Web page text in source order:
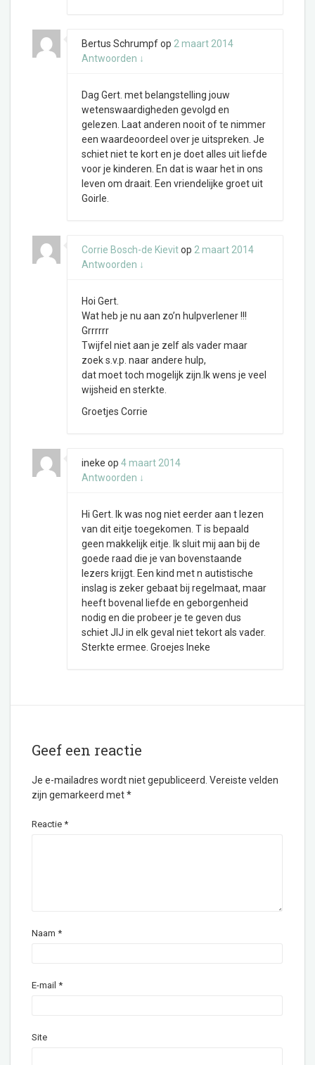
Bertus Schrumpfop 2 maart 2014
Antwoorden ↓
Dag Gert. met belangstelling jouw
wetenswaardigheden gevolgd en
gelezen. Laat anderen nooit of te nimmer
een waardeoordeel over je uitspreken. Je
schiet niet te kort en je doet alles uit liefde
voor je kinderen. En dat is waar het in ons
leven om draait. Een vriendelijke groet uit
Goirle.
Corrie Bosch-de Kievitop 2 maart 2014
Antwoorden ↓
Hoi Gert.
Wat heb je nu aan zo’n hulpverlener !!!
Grrrrrr
Twijfel niet aan je zelf als vader maar
zoek s.v.p. naar andere hulp,
dat moet toch mogelijk zijn.Ik wens je veel
wijsheid en sterkte.
Groetjes Corrie
ineke op 4 maart 2014
Antwoorden ↓
Hi Gert. Ik was nog niet eerder aan t lezen
van dit eitje toegekomen. T is bepaald
geen makkelijk eitje. Ik sluit mij aan bij de
goede raad die je van bovenstaande
lezers krijgt. Een kind met n autistische
inslag is zeker gebaat bij regelmaat, maar
heeft bovenal liefde en geborgenheid
nodig en die probeer je te geven dus
schiet JIJ in elk geval niet tekort als vader.
Sterkte ermee. Groejes Ineke
Geef een reactie
Je e-mailadres wordt niet gepubliceerd. Vereiste velden
zijn gemarkeerd met*
Reactie *
Naam *
E-mail *
Site